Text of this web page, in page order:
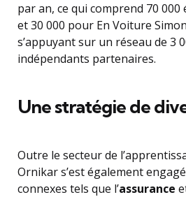
par an, ce qui comprend 70
et 30 000 pour En Voiture
s’appuyant sur un réseau de 3
indépendants partenaires.
Une stratégie de
Outre le secteur de
Ornikar s’est également
connexes tels que l’assurance